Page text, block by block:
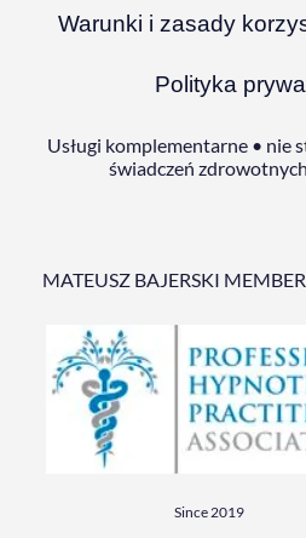
Warunki i zasady
Polityka
Usługi komplementarne • nie
świadczeń zdrowotnych
MATEUSZ BAJERSKI
Since 2019